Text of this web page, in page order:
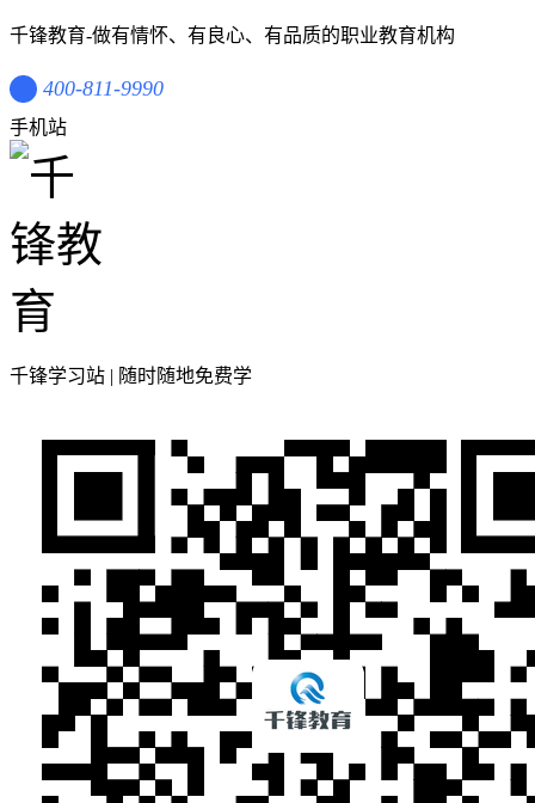
千锋教育-做有情怀、有良心、有品质的职业教育机构
400-811-9990
手机站
千锋学习站 | 随时随地免费学